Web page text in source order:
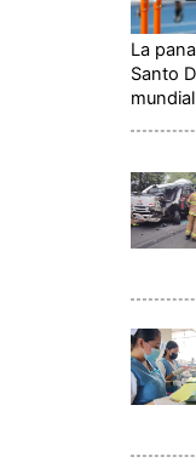
La
Santo
mundial